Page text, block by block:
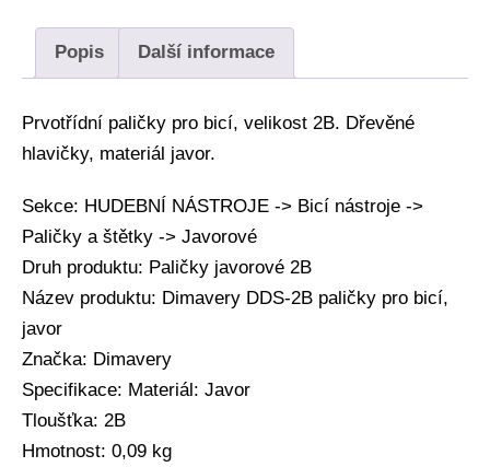
Popis Další informace
Prvotřídní paličky pro bicí, velikost 2B. Dřevěné
hlavičky, materiál javor.
Sekce: HUDEBNÍ NÁSTROJE -> Bicí nástroje ->
Paličky a štětky -> Javorové
Druh produktu: Paličky javorové 2B
Název produktu: Dimavery DDS-2B paličky pro bicí,
javor
Značka: Dimavery
Specifikace: Materiál: Javor
Tloušťka: 2B
Hmotnost: 0,09 kg